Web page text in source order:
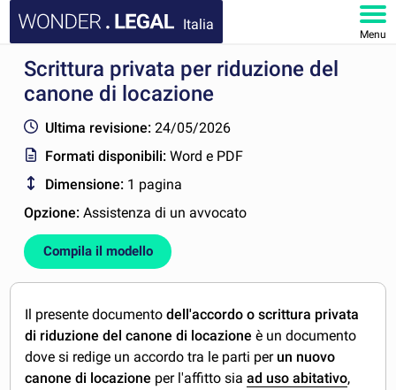
Italia
Menu
HOMEPAGE
FAQ
IL MIO ACCOUNT
Scrittura privata per riduzione del
canone di locazione
Ultima revisione: 24/05/2026
Formati disponibili:Word e PDF
Dimensione: 1 pagina
Opzione:Assistenza di un avvocato
Compila il modello
Il presente documento dell'accordo o scrittura privata
di riduzione del canone di locazione è un documento
dove si redige un accordo tra le parti per un nuovo
canone di locazione per l'affitto siaad uso abitativo,